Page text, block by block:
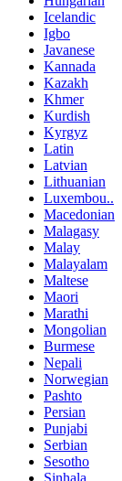
Icelandic
Igbo
Javanese
Kannada
Kazakh
Khmer
Kurdish
Kyrgyz
Latin
Latvian
Lithuanian
Luxembou..
Macedonian
Malagasy
Malay
Malayalam
Maltese
Maori
Marathi
Mongolian
Burmese
Nepali
Norwegian
Pashto
Persian
Punjabi
Serbian
Sesotho